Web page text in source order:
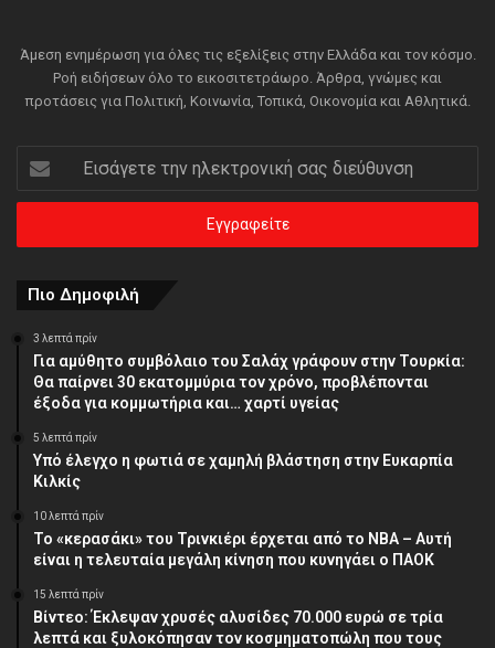
Άμεση ενημέρωση για όλες τις εξελίξεις στην Ελλάδα και τον κόσμο.
Ροή ειδήσεων όλο το εικοσιτετράωρο. Άρθρα, γνώμες και
προτάσεις για Πολιτική, Κοινωνία, Τοπικά, Οικονομία και Αθλητικά.
την
ηλεκτρονική
διεύθυνση
Πιο Δημοφιλή
3 λεπτά πρίν
Για αμύθητο συμβόλαιο του Σαλάχ γράφουν στην Τουρκία:
Θα παίρνει 30 εκατομμύρια τον χρόνο, προβλέπονται
έξοδα για κομμωτήρια και… χαρτί υγείας
5 λεπτά πρίν
Υπό έλεγχο η φωτιά σε χαμηλή βλάστηση στην Ευκαρπία
Κιλκίς
10 λεπτά πρίν
Το «κερασάκι» του Τρινκιέρι έρχεται από το NBA – Αυτή
είναι η τελευταία μεγάλη κίνηση που κυνηγάει ο ΠΑΟΚ
15 λεπτά πρίν
Βίντεο: Έκλεψαν χρυσές αλυσίδες 70.000 ευρώ σε τρία
λεπτά και ξυλοκόπησαν τον κοσμηματοπώλη που τους